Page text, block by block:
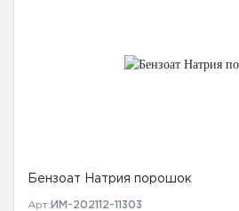
Бензоат Натрия порошок
Арт: ИМ-202112-11303